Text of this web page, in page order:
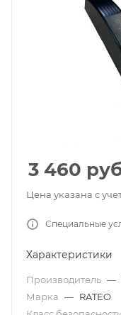
3 460
Цена указана с
Специальные
Характеристики
Производитель —
Марка — RATEO